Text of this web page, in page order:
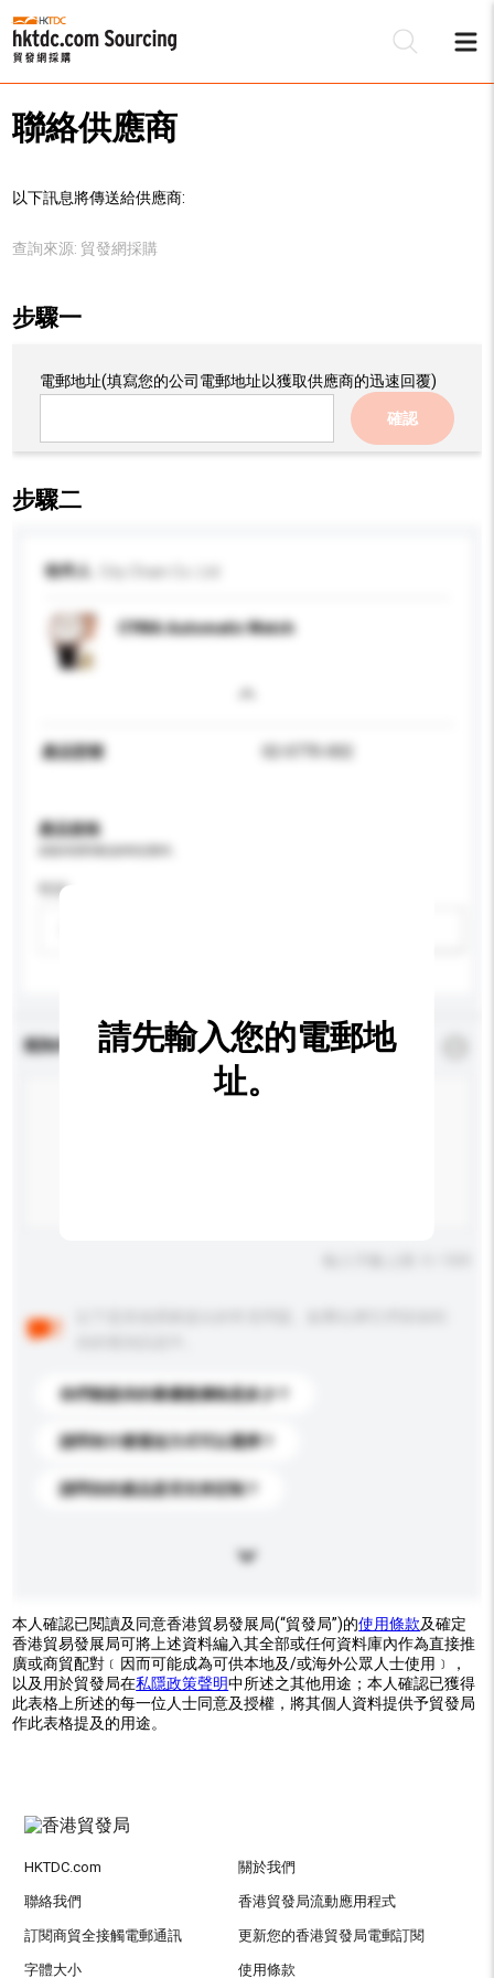
聯絡供應商
以下訊息將傳送給供應商:
查詢來源: 貿發網採購
步驟一
電郵地址(填寫您的公司電郵地址以獲取供應商的迅速回覆)
確認
步驟二
收件人
CYMA Automatic Watch
產品型號 02-0770-002
產品規格
性别
查詢內容 *必須填寫
你們能提供的最優惠價格是多少？
請問有什麼運送方式可以選擇？
請問你的產品是否支持定制？
請先輸入您的電郵地
址。
本人確認已閱讀及同意香港貿易發展局(“貿發局”)的使用條款及確定
香港貿易發展局可將上述資料編入其全部或任何資料庫內作為直接推
廣或商貿配對﹝因而可能成為可供本地及/或海外公眾人士使用﹞，
以及用於貿發局在私隱政策聲明中所述之其他用途；本人確認已獲得
此表格上所述的每一位人士同意及授權，將其個人資料提供予貿發局
作此表格提及的用途。
HKTDC.com 關於我們
聯絡我們 香港貿發局流動應用程式
訂閱商貿全接觸電郵通訊 更新您的香港貿發局電郵訂閱
字體大小 使用條款